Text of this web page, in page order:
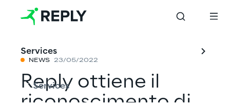
Services
Services
NEWS 23/05/2022
Reply ottiene il